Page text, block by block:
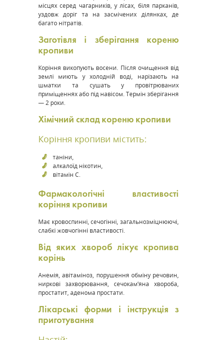
місцях серед чагарників, у лісах, біля парканів,
уздовж доріг та на засмічених ділянках, де
багато нітратів​.
Заготівля і зберігання кореню
кропиви
Коріння викопують восени. Після очищення від
землі миють у холодній воді, нарізають на
шматки та сушать у провітрюваних
приміщеннях або під навісом. Термін зберігання
— 2 роки​.
Хімічний склад кореню кропиви
Коріння кропиви містить:
таніни,
алкалоїд нікотин,
вітамін С​.
Фармакологічні властивості
коріння кропиви
Має кровоспинні, сечогінні, загальнозміцнюючі,
слабкі жовчогінні властивості.
Від яких хвороб лікує кропива
корінь
Анемія, авітаміноз, порушення обміну речовин,
ниркові захворювання, сечокам’яна хвороба,
простатит, аденома простати​.
Лікарські форми і інструкція з
приготування